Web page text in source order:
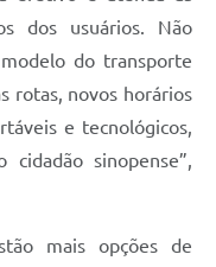
dos usuários. Não
do transporte
rotas, novos horários
e tecnológicos,
sinopense”,
mais opções de